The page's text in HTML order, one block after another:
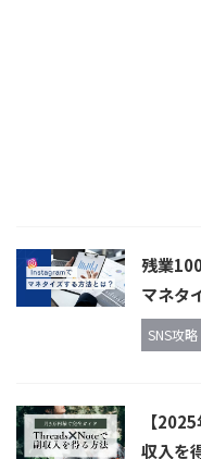
残業
マネタ
SNS攻略
【
収入を